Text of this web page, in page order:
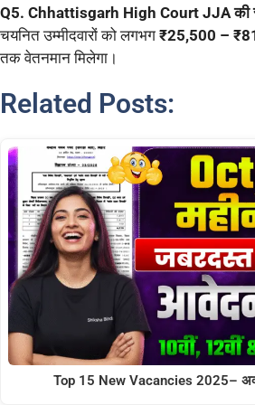
Q5. Chhattisgarh High Court JJA की
चयनित उम्मीदवारों को लगभग ₹25,500 –
तक वेतनमान मिलेगा।
Related Posts:
Top 15 New Vacancies 2025–